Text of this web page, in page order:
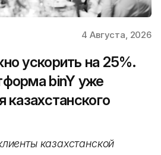
4 Августа, 2026
ускорить на 25%.
binY уже
казахстанского
казахстанской